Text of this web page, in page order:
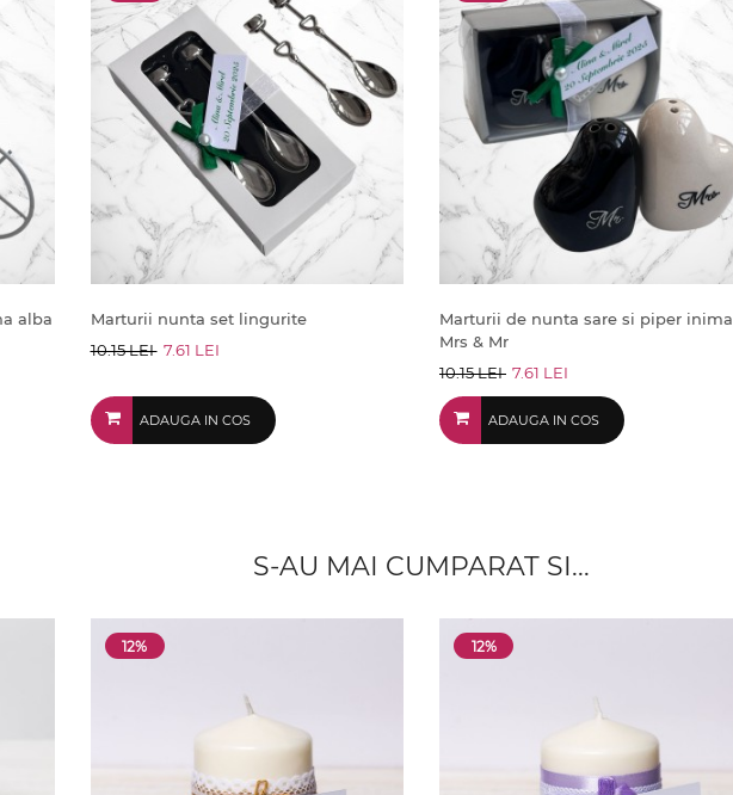
alba
Marturii nunta set lingurite
10.15 LEI 7.61 LEI
ADAUGA IN COS
Marturii de nunta sare si piper inima
Mrs & Mr
10.15 LEI 7.61 LEI
ADAUGA IN COS
S-AU MAI CUMPARAT SI...
12% 12%